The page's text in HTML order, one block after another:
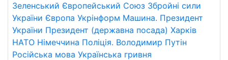
Зеленський Європейський Союз Збройні сили
України Європа Укрінформ Машина. Президент
України Президент (державна посада) Харків
НАТО Німеччина Поліція. Володимир Путін
Російська мова Українська гривня